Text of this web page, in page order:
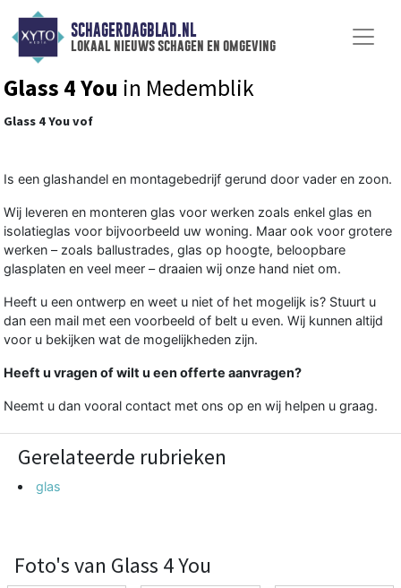
SCHAGERDAGBLAD.NL
lokaal nieuws schagen en omgeving
Glass 4 You in Medemblik
Glass 4 You vof
Is een glashandel en montagebedrijf gerund door vader en zoon.
Wij leveren en monteren glas voor werken zoals enkel glas en
isolatieglas voor bijvoorbeeld uw woning. Maar ook voor grotere
werken – zoals ballustrades, glas op hoogte, beloopbare
glasplaten en veel meer – draaien wij onze hand niet om.
Heeft u een ontwerp en weet u niet of het mogelijk is? Stuurt u
dan een mail met een voorbeeld of belt u even. Wij kunnen altijd
voor u bekijken wat de mogelijkheden zijn.
Heeft u vragen of wilt u een offerte aanvragen?
Neemt u dan vooral contact met ons op en wij helpen u graag.
Gerelateerde rubrieken
glas
Foto's van Glass 4 You